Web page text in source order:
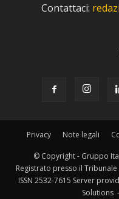
Contattaci:
Privacy Note legali
© Copyright - Gruppo
Registrato presso il
ISSN 2532-7615 Server
Solutions